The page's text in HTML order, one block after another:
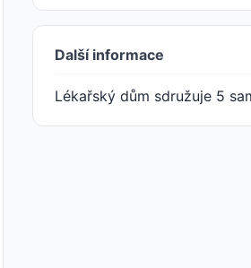
Další informace
Lékařský dům sdružuje 5